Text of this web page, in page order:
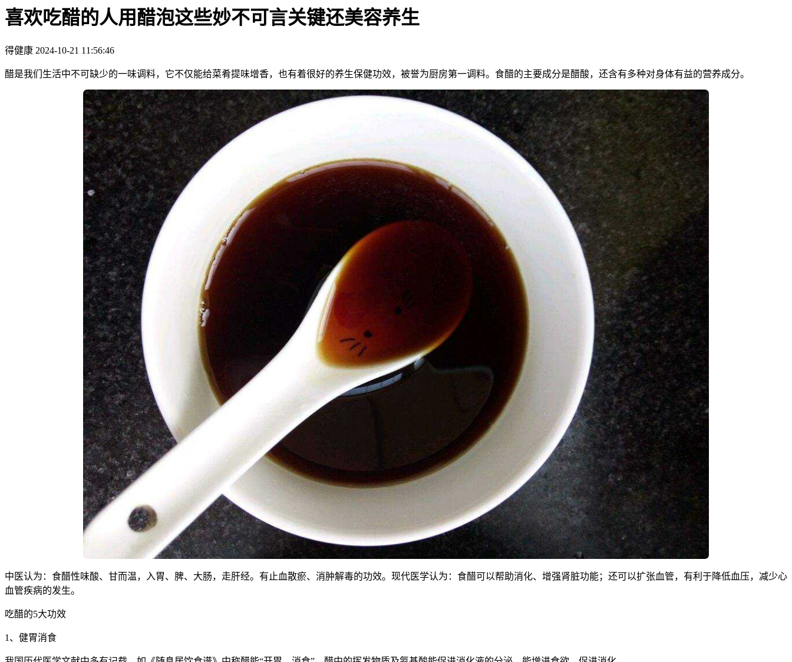
喜欢吃醋的人用醋泡这些妙不可言关键还美容养生
得健康 2024-10-21 11:56:46
醋是我们生活中不可缺少的一味调料，它不仅能给菜肴提味增香，也有着很好的养生保健功效，被誉为厨房第一调料。食醋的主要成分是醋酸，还含有多种对身体有益的营养成分。
中医认为：食醋性味酸、甘而温，入胃、脾、大肠，走肝经。有止血散瘀、消肿解毒的功效。现代医学认为：食醋可以帮助消化、增强肾脏功能；还可以扩张血管，有利于降低血压，减少心
血管疾病的发生。
吃醋的5大功效
1、健胃消食